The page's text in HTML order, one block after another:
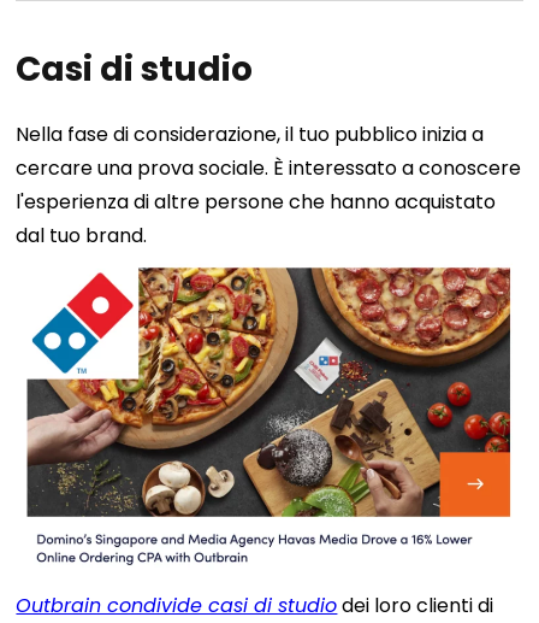
Casi di studio
Nella fase di considerazione, il tuo pubblico inizia a
cercare una prova sociale. È interessato a conoscere
l'esperienza di altre persone che hanno acquistato
dal tuo brand.
Outbrain condivide casi di studiodei loro clienti di